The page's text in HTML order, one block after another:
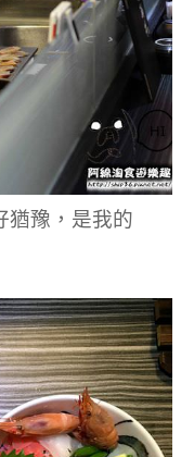
猶豫，是我的